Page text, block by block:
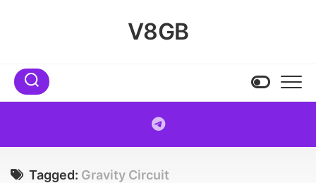
V8GB
Tagged: Gravity Circuit